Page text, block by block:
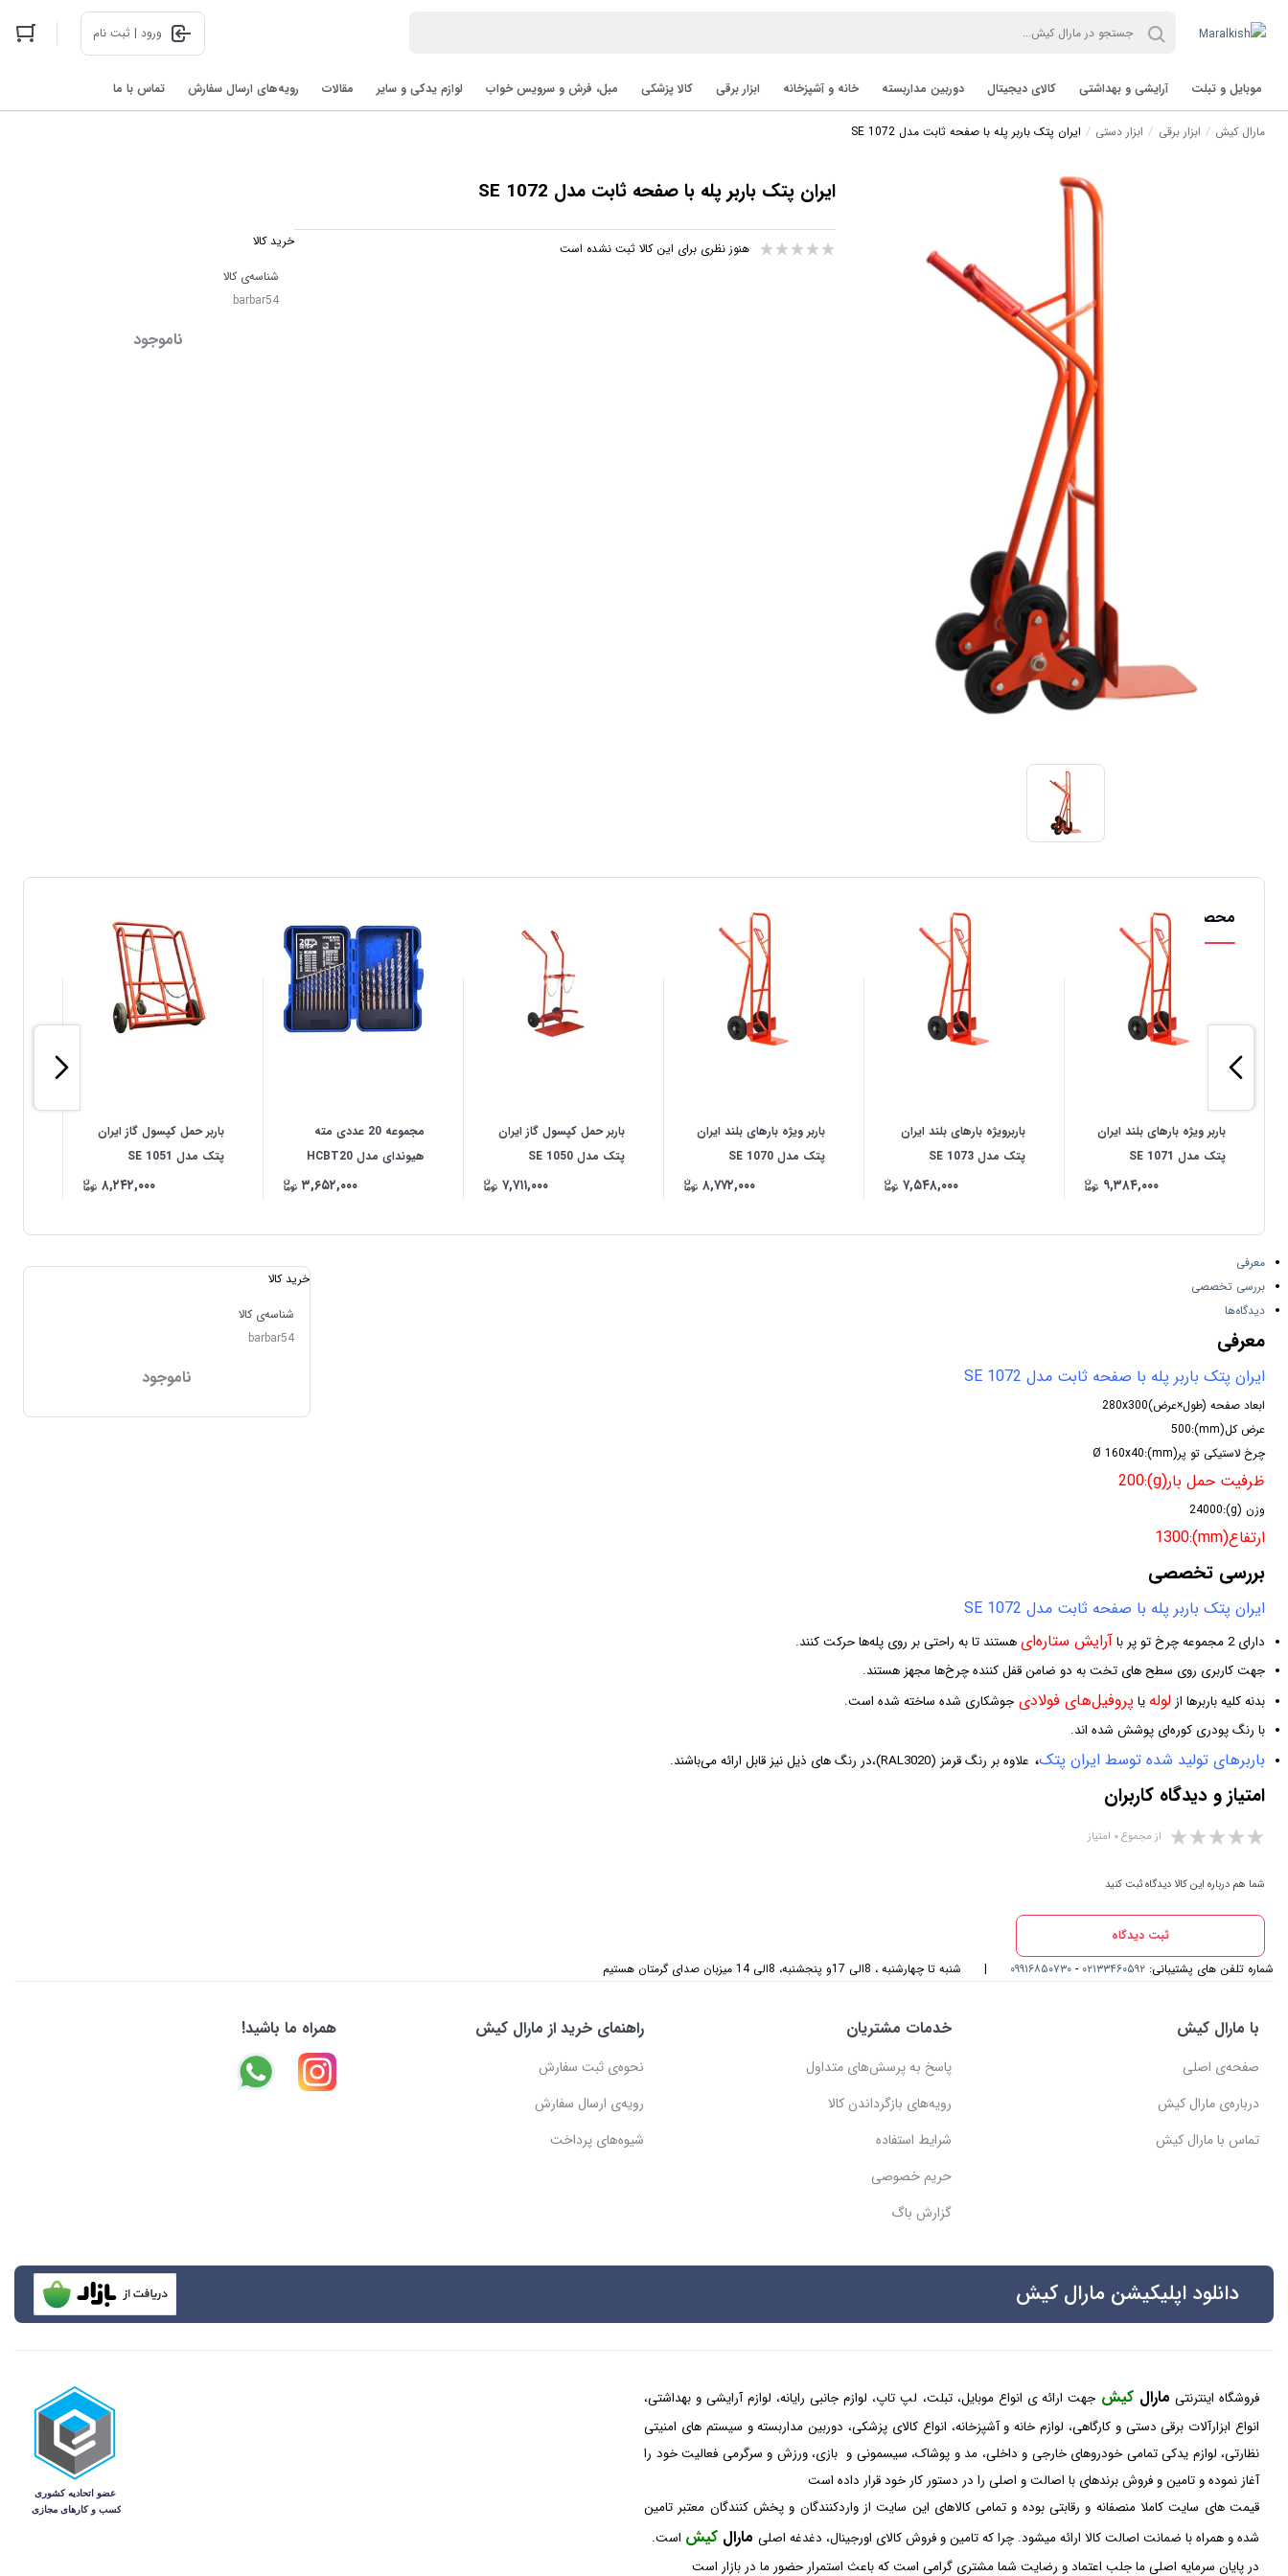
ورود | ثبت نام
موبایل و تبلت آرایشی و بهداشتی کالای دیجیتال دوربین مداربسته خانه و آشپزخانه ابزار برقی کالا پزشکی مبل، فرش و سرویس خواب لوازم یدکی و سایر مقالات رویه‌های ارسال سفارش تماس با ما
مارال کیش ابزار برقی ابزار دستی ایران پتک باربر پله با صفحه ثابت مدل SE 1072
ایران پتک باربر پله با صفحه ثابت مدل SE 1072
هنوز نظری برای این کالا ثبت نشده است
خرید کالا
شناسه‌ی کالا
barbar54
ناموجود
محصولات مشابه
باربر ویژه بارهای بلند ایران
پتک مدل SE 1071
۹,۳۸۴,۰۰۰
باربرویژه بارهای بلند ایران
پتک مدل SE 1073
۷,۵۴۸,۰۰۰
باربر ویژه بارهای بلند ایران
پتک مدل SE 1070
۸,۷۷۲,۰۰۰
باربر حمل کپسول گاز ایران
پتک مدل SE 1050
۷,۷۱۱,۰۰۰
مجموعه 20 عددی مته
هیوندای مدل HCBT20
۳,۶۵۲,۰۰۰
باربر حمل کپسول گاز ایران
پتک مدل SE 1051
۸,۲۴۲,۰۰۰
معرفی
بررسی تخصصی
دیدگاه‌ها
معرفی
ایران پتک باربر پله با صفحه ثابت مدل SE 1072
ابعاد صفحه (طول×عرض)280x300
عرض کل(mm):500
چرخ لاستیکی تو پر(mm):Ø 160x40
ظرفیت حمل بار(g):200
وزن (g):24000
ارتفاع(mm):1300
بررسی تخصصی
ایران پتک باربر پله با صفحه ثابت مدل SE 1072
دارای 2 مجموعه چرخ تو پر با آرایش ستاره‌ایهستند تا به راحتی بر روی پله‌ها حرکت کنند.
جهت کاربری روی سطح های تخت به دو ضامن قفل کننده چرخ‌ها مجهز هستند.
بدنه کلیه باربرها ازلوله یا پروفیل‌های فولادی جوشکاری شده ساخته شده است.
با رنگ پودری کوره‌ای پوشش شده اند.
باربرهای تولید شده توسط ایران پتک، علاوه بر رنگ قرمز (RAL3020)،در رنگ های ذیل نیز قابل ارائه می‌باشند.
امتیاز و دیدگاه کاربران
از مجموع ۰ امتیاز
شما هم درباره این کالا دیدگاه ثبت کنید
ثبت دیدگاه
خرید کالا
شناسه‌ی کالا
barbar54
ناموجود
شماره تلفن های پشتیبانی: ۰۲۱۳۳۴۶۰۵۹۲ - ۰۹۹۱۶۸۵۰۷۳۰ | شنبه تا چهارشنبه ، 8الی 17و پنجشنبه، 8الی 14 میزبان صدای گرمتان هستیم
با مارال کیش
صفحه‌ی اصلی
درباره‌ی مارال کیش
تماس با مارال کیش
خدمات مشتریان
پاسخ به پرسش‌های متداول
رویه‌های بازگرداندن کالا
شرایط استفاده
حریم خصوصی
گزارش باگ
راهنمای خرید از مارال کیش
نحوه‌ی ثبت سفارش
رویه‌ی ارسال سفارش
شیوه‌های پرداخت
همراه ما باشید!
دانلود اپلیکیشن مارال کیش
فروشگاه اینترنتی مارالکیش جهت ارائه ی انواع موبایل، تبلت، لپ تاپ، لوازم جانبی رایانه، لوازم آرایشی و بهداشتی،
انواع ابزارآلات برقی دستی و کارگاهی، لوازم خانه و آشپزخانه، انواع کالای پزشکی، دوربین مداربسته و سیستم های امنیتی
نظارتی، لوازم یدکی تمامی خودروهای خارجی و داخلی، مد و پوشاک، سیسمونی و بازی، ورزش و سرگرمی فعالیت خود را
آغاز نموده و تامین و فروش برندهای با اصالت و اصلی را در دستور کار خود قرار داده است
قیمت های سایت کاملا منصفانه و رقابتی بوده و تمامی کالاهای این سایت از واردکنندگان و پخش کنندگان معتبر تامین
شده و همراه با ضمانت اصالت کالا ارائه میشود. چرا که تامین و فروش کالای اورجینال، دغدغه اصلی مارال کیش است.
در پایان سرمایه اصلی ما جلب اعتماد و رضایت شما مشتری گرامی است که باعث استمرار حضور ما در بازار است